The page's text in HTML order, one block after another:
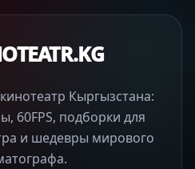
Кыргызстана:
60FPS, подборки для
и шедевры мирового